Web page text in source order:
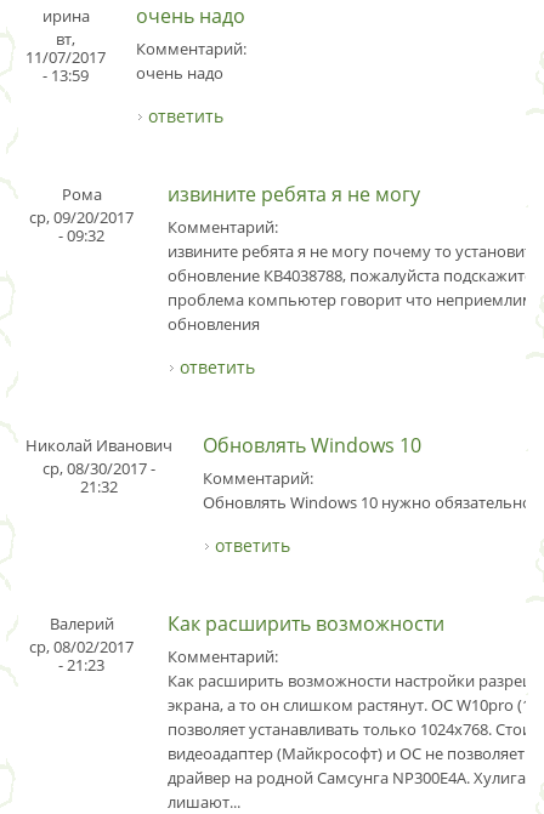
ирина
вт,
11/07/2017
- 13:59
очень надо
Комментарий:
очень надо
ответить
Рома
ср, 09/20/2017
- 09:32
извините ребята я не могу
Комментарий:
извините ребята я не могу почему то установить
обновление КВ4038788, пожалуйста подскажите
проблема компьютер говорит что
обновления
ответить
Николай Иванович
ср, 08/30/2017 -
21:32
Обновлять Windows 10
Комментарий:
Обновлять Windows 10 нужно обязательно.
ответить
Валерий
ср, 08/02/2017
- 21:23
Как расширить возможности
Комментарий:
Как расширить возможности настройки
экрана, а то он слишком растянут. ОС W10pro
позволяет устанавливать только 1024х768.
видеоадаптер (Майкрософт) и ОС не позволяет
драйвер на родной Самсунга NP300E4A.
лишают...